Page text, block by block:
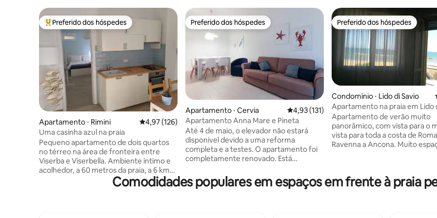
Entre os melhores preferidos dos hóspedes
Preferido dos hóspedes
Apartamento ⋅ Rimini 4,97 de uma avaliação média de 5, 126 avaliações
4,97 (126)
Uma casinha azul na praia
Pequeno apartamento de dois quartos
no térreo na área de fronteira entre
Viserba e Viserbella. Ambiente íntimo e
acolhedor, a 60 metros da praia, a 6 km
do centro histórico de Rimini e a 10
minutos de carro da feira de Rimini. Há
Preferido dos hóspedes
Preferido dos hóspedes
Apartamento ⋅ Cervia 4,93 de uma avaliação média de 5, 131
4,93 (131)
Apartamento Anna Mare e Pineta
Até 4 de maio, o elevador não estará
disponível devido a uma reforma
completa e a testes. O apartamento foi
completamente renovado. Está
condomínio a partir do qual você pode
desfrutar de uma excelente vista. Bem
Preferido dos hóspedes
Preferido dos hóspedes
Condomínio ⋅ Lido di Savio
Apartamento na praia em Lido
Apartamento de verão muito
panorâmico, com vista para o
vista para toda a costa de
Ravenna a Ancona. Muito
banheiro, com máquina de
terraços habitáveis, um para
Comodidades populares em espaços em frente à praia